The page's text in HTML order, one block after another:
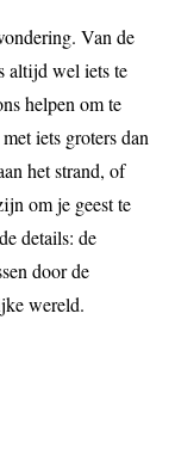
Van de
altijd wel iets te
helpen om te
iets groters dan
het strand, of
om je geest te
details: de
door de
wereld.